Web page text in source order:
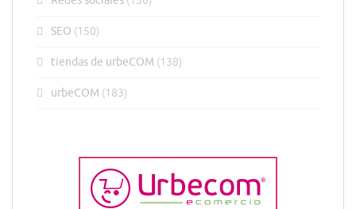
SEO (150)
tiendas de urbeCOM (138)
urbeCOM (183)